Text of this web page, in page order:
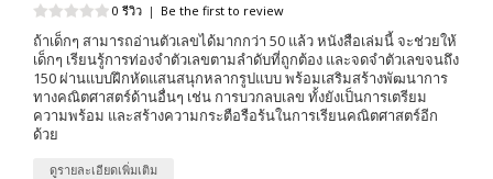
0 รีวิว | Be the first to review
ถ้าเด็กๆ สามารถอ่านตัวเลขได้มากกว่า 50 แล้ว หนังสือเล่มนี้ จะช่วยให้
เด็กๆ เรียนรู้การท่องจำตัวเลขตามลำดับที่ถูกต้อง และจดจำตัวเลขจนถึง
150 ผ่านแบบฝึกหัดแสนสนุกหลากรูปแบบ พร้อมเสริมสร้างพัฒนาการ
ทางคณิตศาสตร์ด้านอื่นๆ เช่น การบวกลบเลข ทั้งยังเป็นการเตรียม
ความพร้อม และสร้างความกระตือรือร้นในการเรียนคณิตศาสตร์อีก
ด้วย
ดูรายละเอียดเพิ่มเติม